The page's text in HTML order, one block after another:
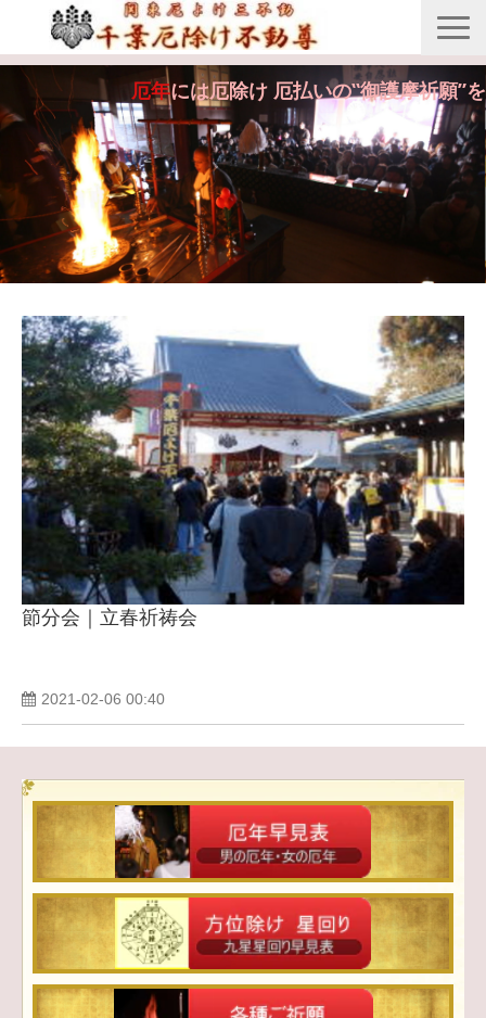
縁起由来
年間行事
御護摩祈願
御守・紙札
安産・七五三祝祷
厄年には厄除け 厄払いの‟御護摩祈願”を
節分会｜立春祈祷会
2021-02-06 00:40